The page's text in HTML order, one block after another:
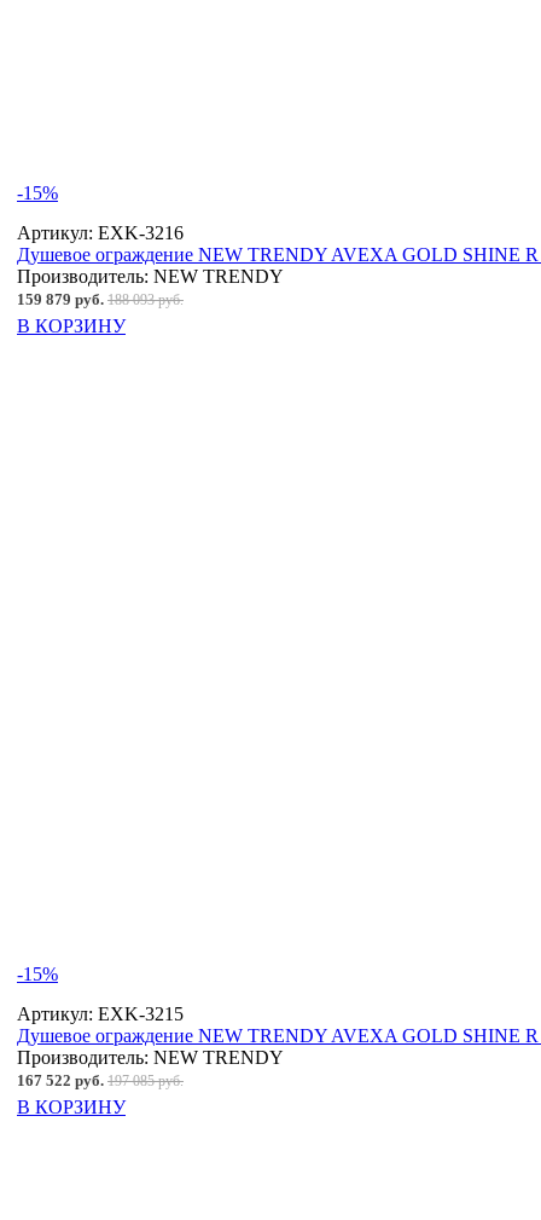
-15%
Артикул: EXK-3216
Душевое ограждение NEW TRENDY AVEXA GOLD SHINE R
Производитель: NEW TRENDY
159 879 руб. 188 093 руб.
В КОРЗИНУ
-15%
Артикул: EXK-3215
Душевое ограждение NEW TRENDY AVEXA GOLD SHINE R
Производитель: NEW TRENDY
167 522 руб. 197 085 руб.
В КОРЗИНУ